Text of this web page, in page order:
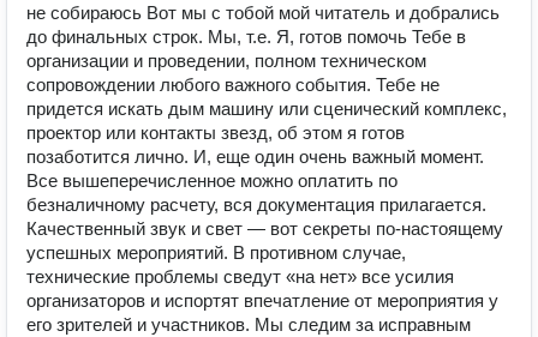
не собираюсь Вот мы с тобой мой читатель и добрались
до финальных строк. Мы, т.е. Я, готов помочь Тебе в
организации и проведении, полном техническом
сопровождении любого важного события. Тебе не
придется искать дым машину или сценический комплекс,
проектор или контакты звезд, об этом я готов
позаботится лично. И, еще один очень важный момент.
Все вышеперечисленное можно оплатить по
безналичному расчету, вся документация прилагается.
Качественный звук и свет — вот секреты по-настоящему
успешных мероприятий. В противном случае,
технические проблемы сведут «на нет» все усилия
организаторов и испортят впечатление от мероприятия у
его зрителей и участников. Мы следим за исправным